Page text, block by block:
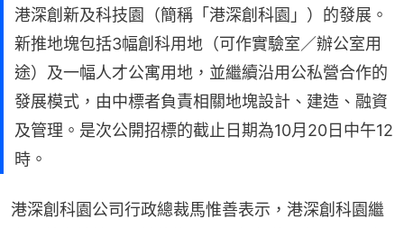
港深創新及科技園（簡稱「港深創科園」）的發展。
新推地塊包括3幅創科用地（可作實驗室／辦公室用
途）及一幅人才公寓用地，並繼續沿用公私營合作的
發展模式，由中標者負責相關地塊設計、建造、融資
及管理。是次公開招標的截止日期為10月20日中午12
時。
港深創科園公司行政總裁馬惟善表示，港深創科園繼